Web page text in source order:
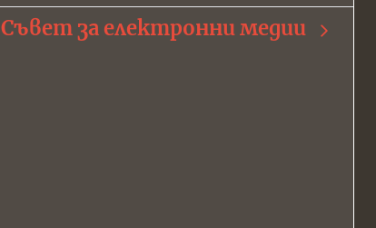
Съвет за електронни медии